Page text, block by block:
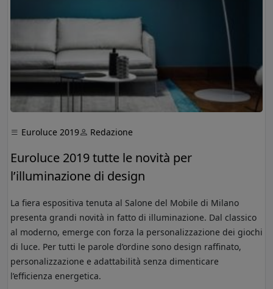
Euroluce 2019 Redazione
Euroluce 2019 tutte le novità per
l’illuminazione di design
La fiera espositiva tenuta al Salone del Mobile di Milano
presenta grandi novità in fatto di illuminazione. Dal classico
al moderno, emerge con forza la personalizzazione dei giochi
di luce. Per tutti le parole d’ordine sono design raffinato,
personalizzazione e adattabilità senza dimenticare
l’efficienza energetica.